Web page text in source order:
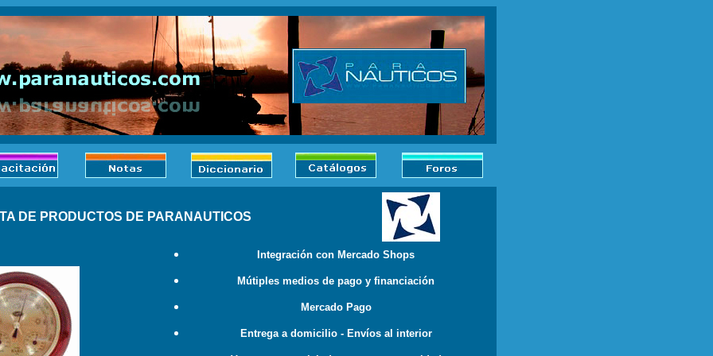
DE PRODUCTOS DE PARANAUTICOS
Integración con Mercado Shops
Mútiples medios de pago y financiación
Mercado Pago
Entrega a domicilio - Envíos al interior